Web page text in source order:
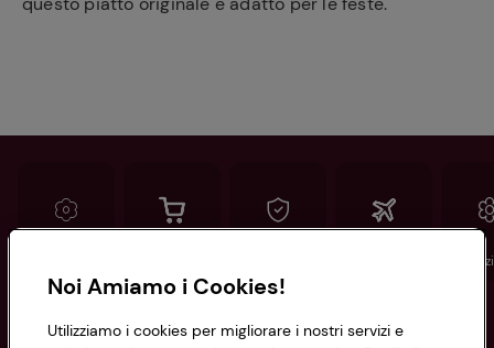
Informazioni
Noi Amiamo i Cookies!
Utilizziamo i cookies per migliorare i nostri servizi e